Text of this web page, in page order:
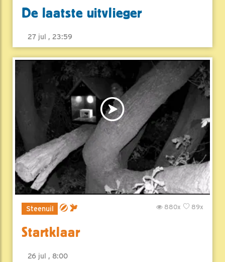
De laatste uitvlieger
27 jul , 23:59
Steenuil 89x
880x
Startklaar
26 jul , 8:00